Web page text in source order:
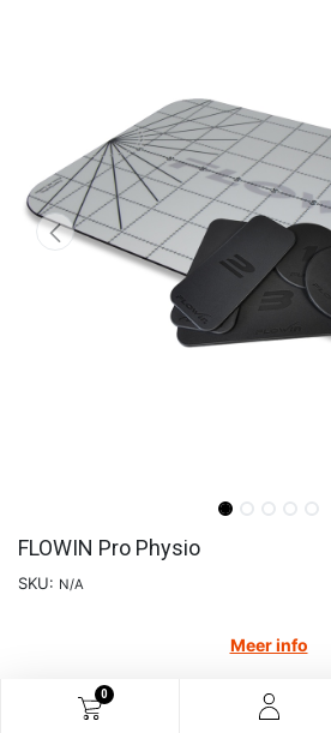
0
FLOWIN Pro Physio
SKU: N/A
Meer info
205,79